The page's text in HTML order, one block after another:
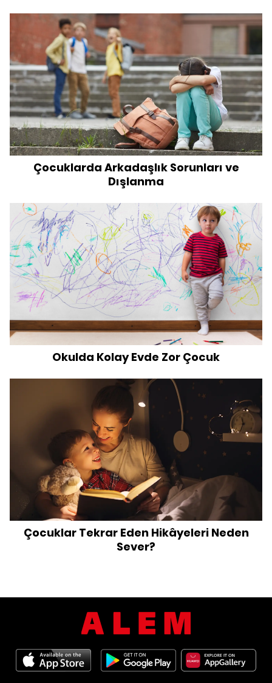
Çocuklarda Arkadaşlık Sorunları ve
Dışlanma
Okulda Kolay Evde Zor Çocuk
Çocuklar Tekrar Eden Hikâyeleri Neden
Sever?